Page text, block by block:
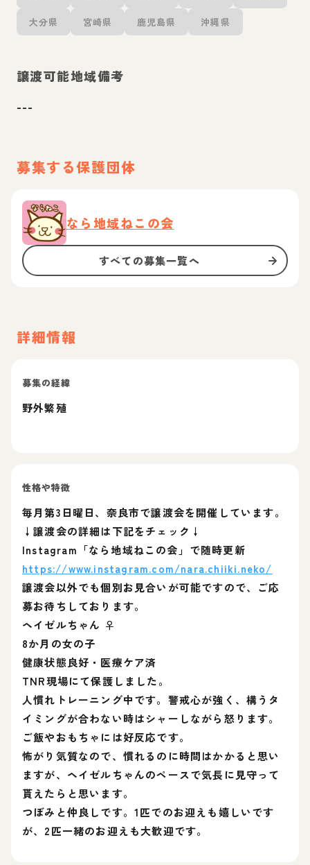
大分県 宮崎県 鹿児島県 沖縄県
譲渡可能地域備考
---
募集する保護団体
なら地域ねこの会
すべての募集一覧へ
詳細情報
募集の経緯
野外繁殖
性格や特徴
毎月第3日曜日、奈良市で譲渡会を開催しています。
↓譲渡会の詳細は下記をチェック↓
Instagram「なら地域ねこの会」で随時更新
https://www.instagram.com/nara.chiiki.neko/
譲渡会以外でも個別お見合いが可能ですので、ご応
募お待ちしております。
ヘイゼルちゃん︎︎ ♀
8か月の女の子
健康状態良好・医療ケア済
TNR現場にて保護しました。
人慣れトレーニング中です。警戒心が強く、構うタ
イミングが合わない時はシャーしながら怒ります。
ご飯やおもちゃには好反応です。
怖がり気質なので、慣れるのに時間はかかると思い
ますが、ヘイゼルちゃんのペースで気長に見守って
貰えたらと思います。
つぼみと仲良しです。1匹でのお迎えも嬉しいです
が、2匹一緒のお迎えも大歓迎です。